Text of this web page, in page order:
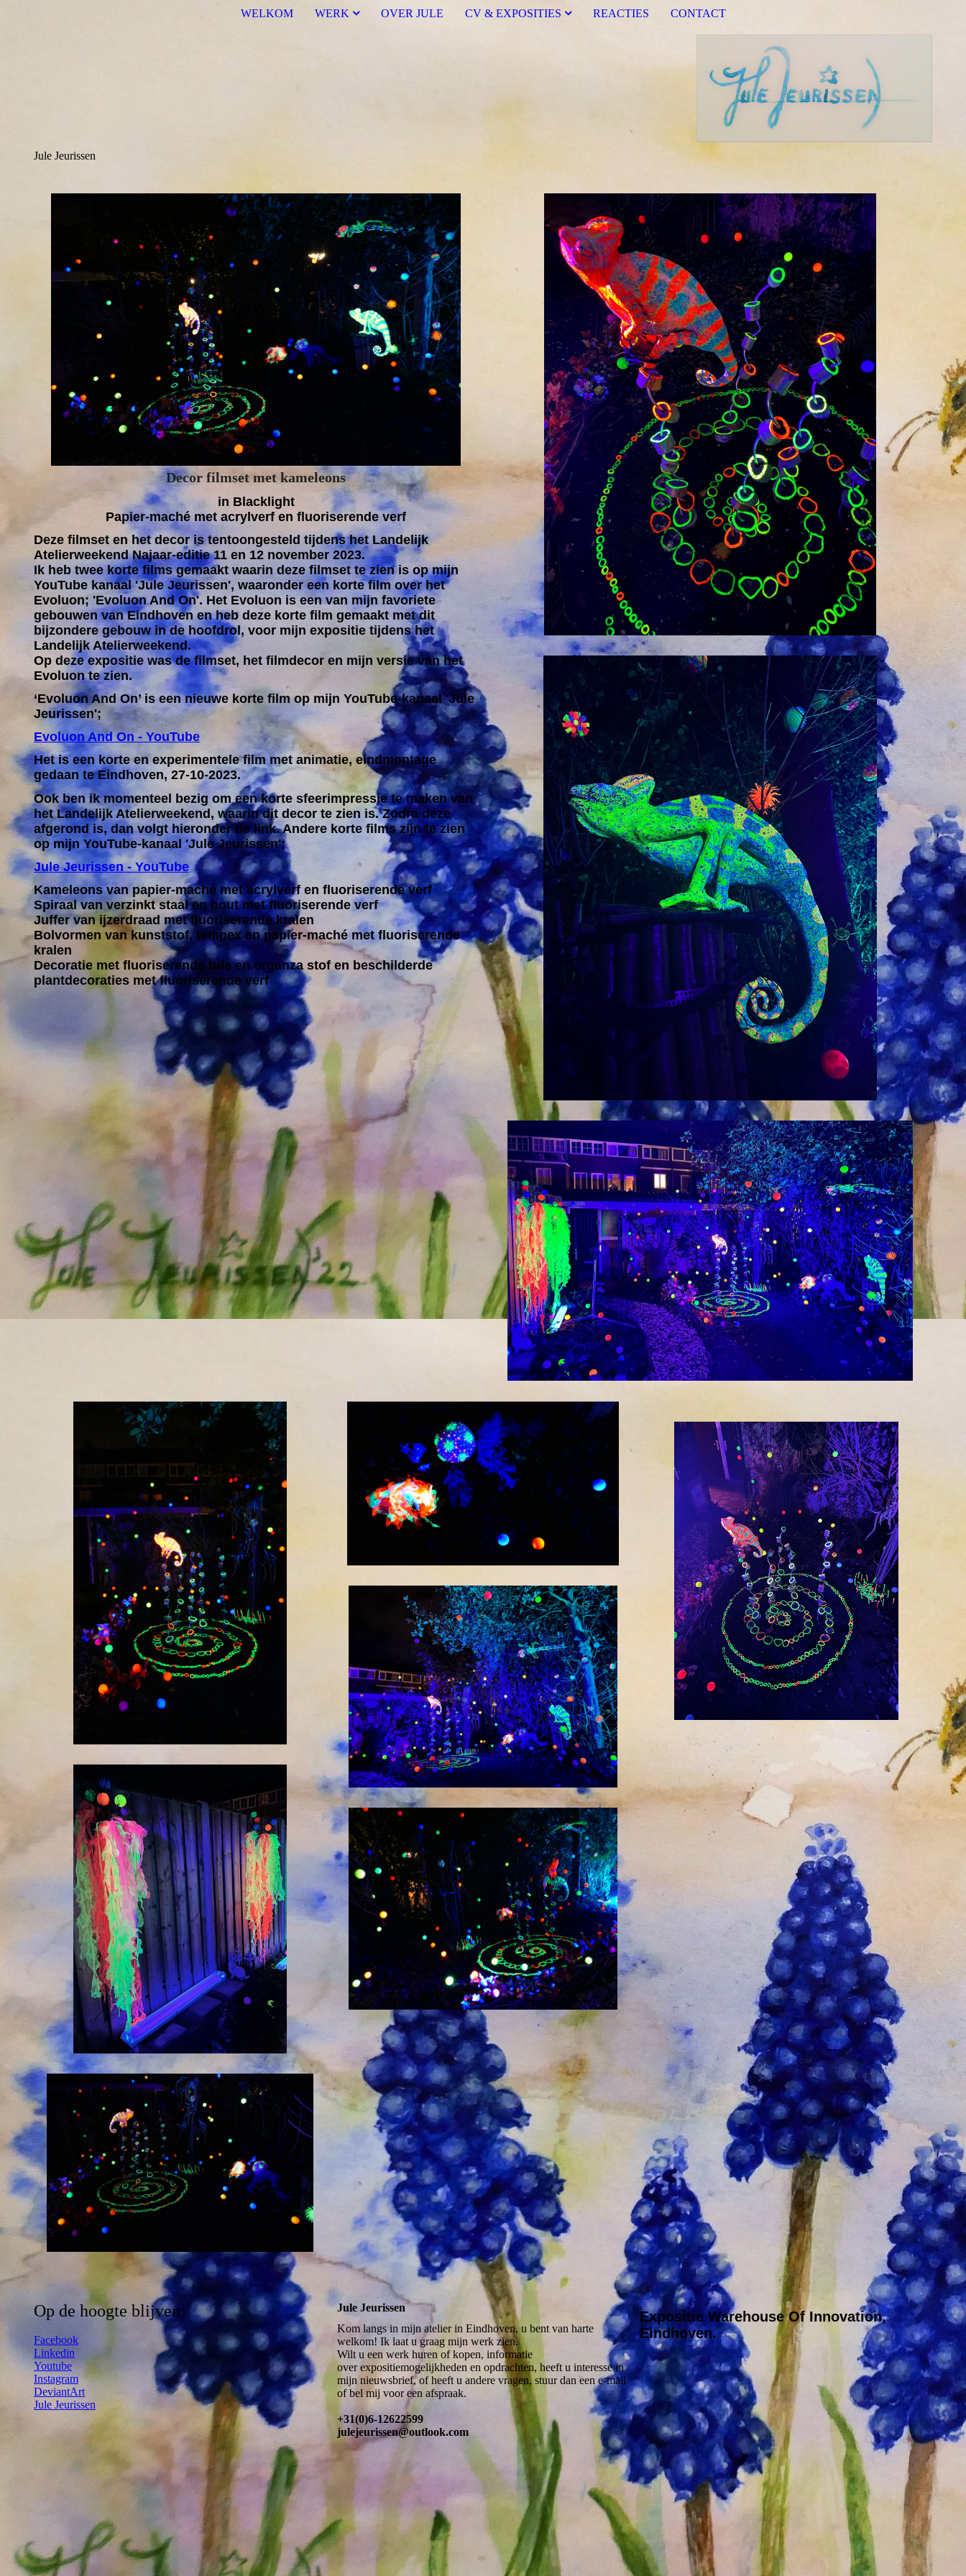
WELKOM WERK OVER JULE CV & EXPOSITIES REACTIES CONTACT
Jule Jeurissen
Decor filmset met kameleons
in Blacklight
Papier-maché met acrylverf en fluoriserende verf
Deze filmset en het decor is tentoongesteld tijdens het Landelijk
Atelierweekend Najaar-editie 11 en 12 november 2023.
Ik heb twee korte films gemaakt waarin deze filmset te zien is op mijn
YouTube kanaal 'Jule Jeurissen', waaronder een korte film over het
Evoluon; 'Evoluon And On'. Het Evoluon is een van mijn favoriete
gebouwen van Eindhoven en heb deze korte film gemaakt met dit
bijzondere gebouw in de hoofdrol, voor mijn expositie tijdens het
Landelijk Atelierweekend.
Op deze expositie was de filmset, het filmdecor en mijn versie van het
Evoluon te zien.
‘Evoluon And On’ is een nieuwe korte film op mijn YouTube-kanaal 'Jule
Jeurissen';
Evoluon And On - YouTube
Het is een korte en experimentele film met animatie, eindmontage
gedaan te Eindhoven, 27-10-2023.
Ook ben ik momenteel bezig om een korte sfeerimpressie te maken van
het Landelijk Atelierweekend, waarin dit decor te zien is. Zodra deze
afgerond is, dan volgt hieronder de link. Andere korte films zijn te zien
op mijn YouTube-kanaal 'Jule Jeurissen';
Jule Jeurissen - YouTube
Kameleons van papier-maché met acrylverf en fluoriserende verf
Spiraal van verzinkt staal en hout met fluoriserende verf
Juffer van ijzerdraad met fluoriserende kralen
Bolvormen van kunststof, tempex en papier-maché met fluoriserende
kralen
Decoratie met fluoriserende tule en organza stof en beschilderde
plantdecoraties met fluoriserende verf
Op de hoogte blijven:
Facebook
Linkedin
Youtube
Instagram
DeviantArt
Jule Jeurissen
Jule Jeurissen
Kom langs in mijn atelier in Eindhoven, u bent van harte
welkom! Ik laat u graag mijn werk zien.
Wilt u een werk huren of kopen, informatie
over expositiemogelijkheden en opdrachten, heeft u interesse in
mijn nieuwsbrief, of heeft u andere vragen, stuur dan een e-mail
of bel mij voor een afspraak.
+31(0)6-12622599
julejeurissen@outlook.com
Expositie Warehouse Of Innovation,
Eindhoven.